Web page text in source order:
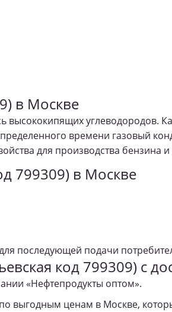
в Москве
высококипящих углеводородов.
времени газовый
для производства бензина и
799309) в Москве
последующей подачи
код 799309) с
«Нефтепродукты оптом».
выгодным ценам в Москве,